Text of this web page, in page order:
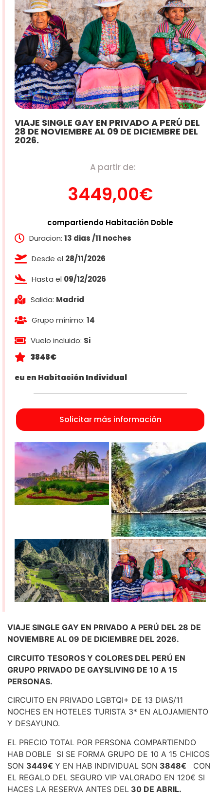
VIAJE SINGLE GAY EN PRIVADO A PERÚ DEL 28 DE
NOVIEMBRE AL 09 DE DICIEMBRE DEL 2026.
CIRCUITO TESOROS Y COLORES DEL PERÚ EN
GRUPO PRIVADO DE GAYSLIVING DE 10 A 15
PERSONAS.
CIRCUITO EN PRIVADO LGBTQI+ DE 13 DIAS/11
NOCHES EN HOTELES TURISTA 3* EN ALOJAMIENTO
Y DESAYUNO.
EL PRECIO TOTAL POR PERSONA COMPARTIENDO
HAB DOBLE SI SE FORMA GRUPO DE 10 A 15 CHICOS
SON 3449€ Y EN HAB INDIVIDUAL SON 3848€
CON
EL REGALO DEL SEGURO VIP VALORADO EN 120€ SI
HACES LA RESERVA ANTES DEL 30 DE ABRIL.
VIAJE SINGLE GAY EN PRIVADO A PERÚ DEL
28 DE NOVIEMBRE AL 09 DE DICIEMBRE DEL
2026.
A partir de:
3449,00€
compartiendo Habitación Doble
Duracion: 13 dias /11 noches
Desde el 28/11/2026
Hasta el 09/12/2026
Salida: Madrid
Grupo mínimo: 14
Vuelo incluido: Si
3848€
eu en Habitación Individual
Solicitar más información